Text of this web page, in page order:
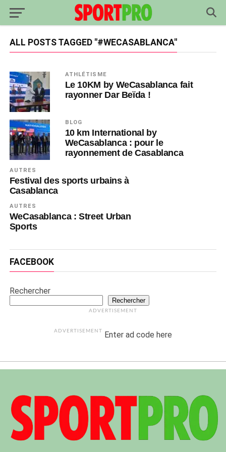
ALL POSTS TAGGED "#WECASABLANCA"
ATHLÉTISME
Le 10KM by WeCasablanca fait
rayonner Dar Beïda !
BLOG
10 km International by
WeCasablanca : pour le
rayonnement de Casablanca
AUTRES
Festival des sports urbains à
Casablanca
AUTRES
WeCasablanca : Street Urban
Sports
FACEBOOK
Rechercher
Rechercher
ADVERTISEMENT
ADVERTISEMENT Enter ad code here